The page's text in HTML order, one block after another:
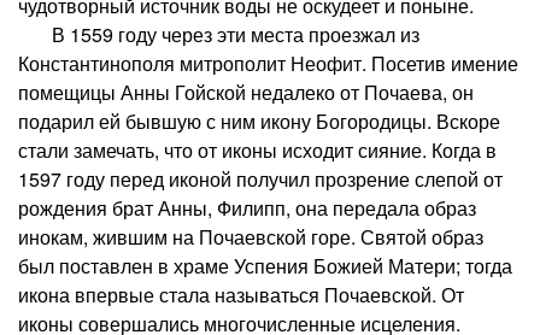
В 1559 году через эти места проезжал из
Константинополя митрополит Неофит. Посетив имение
помещицы Анны Гойской недалеко от Почаева, он
подарил ей бывшую с ним икону Богородицы. Вскоре
стали замечать, что от иконы исходит сияние. Когда в
1597 году перед иконой получил прозрение слепой от
рождения брат Анны, Филипп, она передала образ
инокам, жившим на Почаевской горе. Святой образ
был поставлен в храме Успения Божией Матери; тогда
икона впервые стала называться Почаевской. От
иконы совершались многочисленные исцеления.